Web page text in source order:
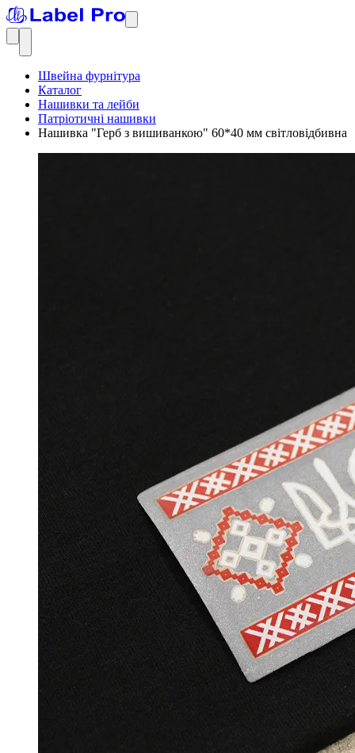
Швейна фурнітура
Каталог
Нашивки та лейби
Патріотичні нашивки
Нашивка "Герб з вишиванкою" 60*40 мм світловідбивна